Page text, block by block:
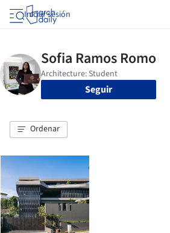
Iniciar sesión
Seguir
Ordenar